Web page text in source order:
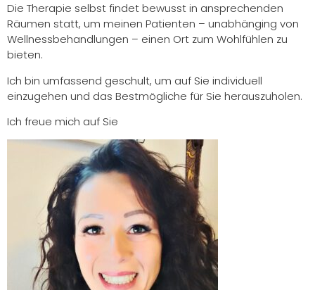
Die Therapie selbst findet bewusst in ansprechenden
Räumen statt, um meinen Patienten – unabhänging von
Wellnessbehandlungen – einen Ort zum Wohlfühlen zu
bieten.
Ich bin umfassend geschult, um auf Sie individuell
einzugehen und das Bestmögliche für Sie herauszuholen.
Ich freue mich auf Sie